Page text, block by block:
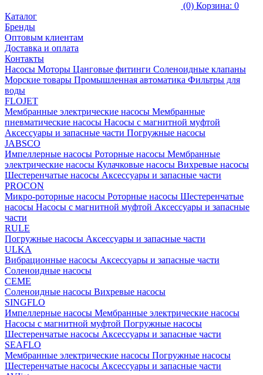
(0) Корзина: 0
Каталог
Бренды
Оптовым клиентам
Доставка и оплата
Контакты
Насосы Моторы Цанговые фитинги Соленоидные клапаны
Морские товары Промышленная автоматика Фильтры для
воды
FLOJET
Мембранные электрические насосы Мембранные
пневматические насосы Насосы с магнитной муфтой
Аксессуары и запасные части Погружные насосы
JABSCO
Импеллерные насосы Роторные насосы Мембранные
электрические насосы Кулачковые насосы Вихревые насосы
Шестеренчатые насосы Аксессуары и запасные части
PROCON
Микро-роторные насосы Роторные насосы Шестеренчатые
насосы Насосы с магнитной муфтой Аксессуары и запасные
части
RULE
Погружные насосы Аксессуары и запасные части
ULKA
Вибрационные насосы Аксессуары и запасные части
Соленоидные насосы
CEME
Соленоидные насосы Вихревые насосы
SINGFLO
Импеллерные насосы Мембранные электрические насосы
Насосы с магнитной муфтой Погружные насосы
Шестеренчатые насосы Аксессуары и запасные части
SEAFLO
Мембранные электрические насосы Погружные насосы
Шестеренчатые насосы Аксессуары и запасные части